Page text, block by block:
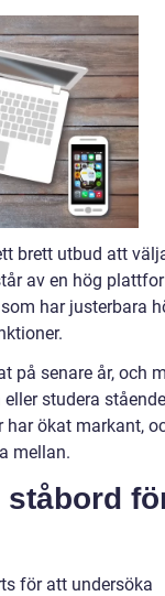
brett utbud att
av en hög
har justerbara
på senare år, och
studera
ökat markant,
mellan.
ståbord
för att undersöka